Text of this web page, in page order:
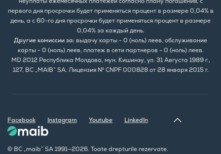
первого дня просрочки будет применяться процент в размере 0,04% в
день, а с 60-го дня просрочки будет применяться процент в размере
0,04% за каждый день.
Другие комиссии за:выдачу карты - 0 (ноль) леев, обслуживание
карты - 0 (ноль) леев, платеж в сети партнеров - 0 (ноль) леев.
MD 2012 Республика Молдова, мун. Кишинэу, ул. 31 Августа 1989 г.,
127, BC „MAIB” SA. Лицензия № CNPF 000828 от 28 января 2015 г.
Facebook Instagram Youtube LinkedIn
© BC „maib” SA 1991—2026. Toate drepturile rezervate.